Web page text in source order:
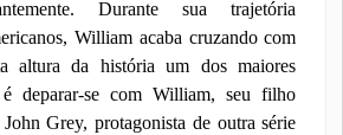
Durante sua trajetória
William acaba cruzando com
altura da história um dos maiores
deparar-se com William, seu filho
Grey, protagonista de outra série